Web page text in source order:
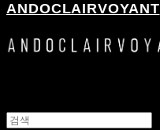
ANDOCLAIRVOYANT